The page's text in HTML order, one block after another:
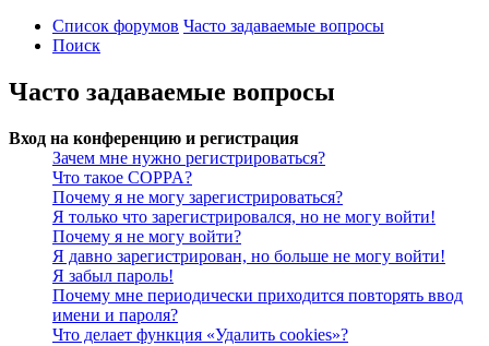
Список форумов Часто задаваемые вопросы
Поиск
Часто задаваемые вопросы
Вход на конференцию и регистрация
Зачем мне нужно регистрироваться?
Что такое COPPA?
Почему я не могу зарегистрироваться?
Я только что зарегистрировался, но не могу войти!
Почему я не могу войти?
Я давно зарегистрирован, но больше не могу войти!
Я забыл пароль!
Почему мне периодически приходится повторять ввод
имени и пароля?
Что делает функция «Удалить cookies»?